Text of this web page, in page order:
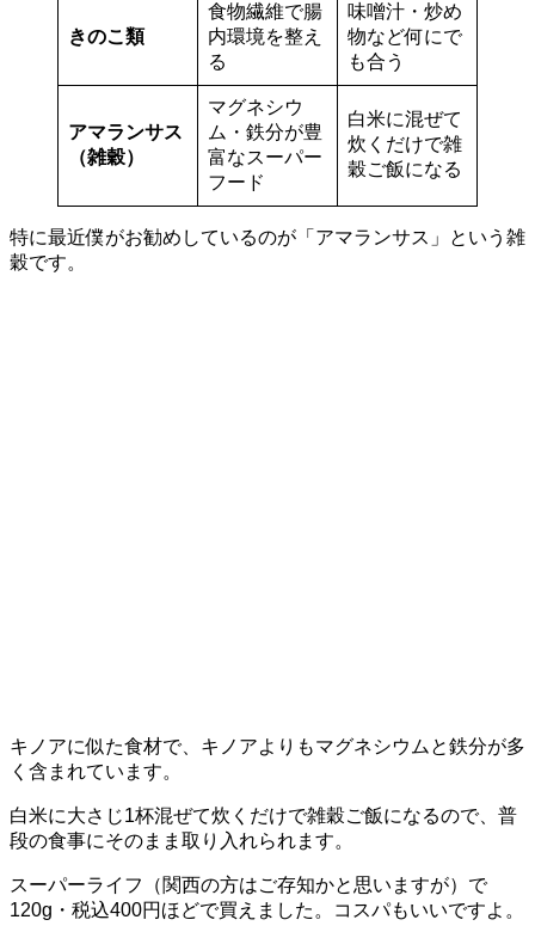
きのこ類
食物繊維で腸
内環境を整え
る
味噌汁・炒め
物など何にで
も合う
アマランサス
（雑穀）
マグネシウ
ム・鉄分が豊
富なスーパー
フード
白米に混ぜて
炊くだけで雑
穀ご飯になる
特に最近僕がお勧めしているのが「アマランサス」という雑
穀です。
キノアに似た食材で、キノアよりもマグネシウムと鉄分が多
く含まれています。
白米に大さじ1杯混ぜて炊くだけで雑穀ご飯になるので、普
段の食事にそのまま取り入れられます。
スーパーライフ（関西の方はご存知かと思いますが）で
120g・税込400円ほどで買えました。コスパもいいですよ。